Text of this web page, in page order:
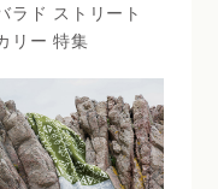
ラド ストリート
リー 特集